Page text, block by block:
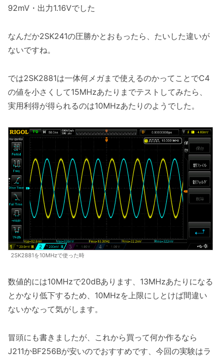
92mV・出力1.16Vでした
なんだか2SK241の圧勝かとおもったら、たいした違いが
ないですね。
では2SK2881は一体何メガまで使えるのかってことでC4
の値を小さくして15MHzあたりまでテストしてみたら、
実用利得が得られるのは10MHzあたりのようでした。
2SK2881を10MHzで使った時
数値的には10MHzで20dBあります、13MHzあたりになる
とかなり低下するため、10MHzを上限にしとけば間違い
ないかなって気がします。
冒頭にも書きましたが、これから買って何か作るなら
J211かBF256Bが安いのでおすすめです、今回の実験はラ